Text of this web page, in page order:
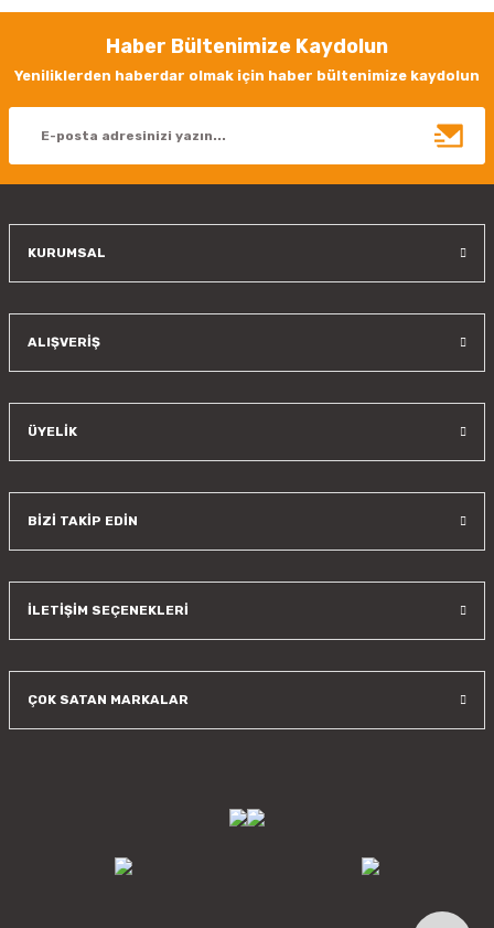
Görüş ve önerileriniz için teşekkür ederiz.
Ürün resmi kalitesiz, bozuk veya görüntülenemiyor.
Ürün bilgilerinde hatalar bulunuyor.
Haber Bültenimize Kaydolun
Yeniliklerden haberdar olmak için haber bültenimize kaydolun
KURUMSAL
ALIŞVERİŞ
ÜYELİK
BİZİ TAKİP EDİN
İLETİŞİM SEÇENEKLERİ
ÇOK SATAN MARKALAR